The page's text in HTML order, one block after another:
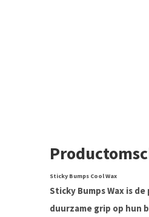
Sticky Bumps Cool Wax
Sticky Bumps Wax is de
duurzame grip op hun